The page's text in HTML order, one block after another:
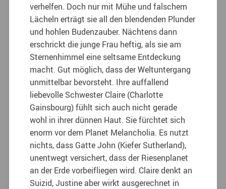
verhelfen. Doch nur mit Mühe und falschem
Lächeln erträgt sie all den blendenden Plunder
und hohlen Budenzauber. Nächtens dann
erschrickt die junge Frau heftig, als sie am
Sternenhimmel eine seltsame Entdeckung
macht. Gut möglich, dass der Weltuntergang
unmittelbar bevorsteht. Ihre auffallend
liebevolle Schwester Claire (Charlotte
Gainsbourg) fühlt sich auch nicht gerade
wohl in ihrer dünnen Haut. Sie fürchtet sich
enorm vor dem Planet Melancholia. Es nutzt
nichts, dass Gatte John (Kiefer Sutherland),
unentwegt versichert, dass der Riesenplanet
an der Erde vorbeifliegen wird. Claire denkt an
Suizid, Justine aber wirkt ausgerechnet in